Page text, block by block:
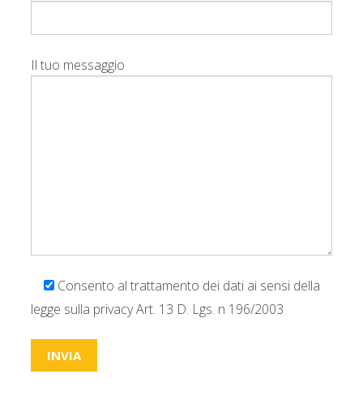
Il tuo messaggio
Consento al trattamento dei dati ai sensi della
legge sulla privacy Art. 13 D. Lgs. n 196/2003